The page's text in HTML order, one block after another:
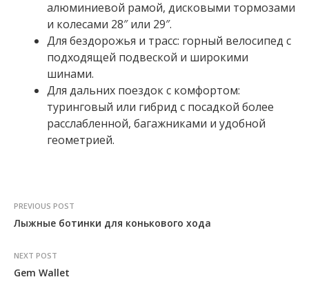
алюминиевой рамой, дисковыми тормозами
и колесами 28″ или 29″.
Для бездорожья и трасс: горный велосипед с
подходящей подвеской и широкими
шинами.
Для дальних поездок с комфортом:
туринговый или гибрид с посадкой более
расслабленной, багажниками и удобной
геометрией.
PREVIOUS POST
Лыжные ботинки для конькового хода
NEXT POST
Gem Wallet